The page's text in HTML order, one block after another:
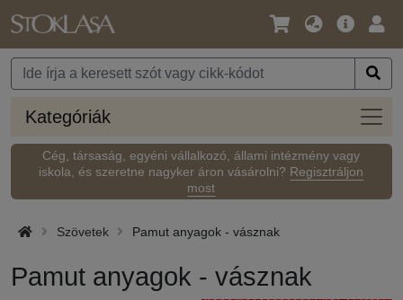
Nyelv
Pénznem
Fő
Kategóriák
Cég, társaság, egyéni vállalkozó, állami intézmény vagy
iskola, és szeretne nagyker áron vásárolni? Regisztráljon
most
Szövetek Pamut anyagok - vásznak
Pamut anyagok - vásznak